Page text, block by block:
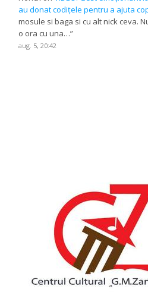
au donat codițele pentru a ajuta
mosule si baga si cu alt nick ceva.
o ora cu una…”
aug. 5, 20:42